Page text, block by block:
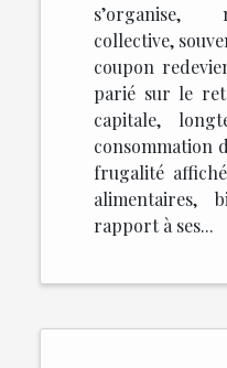
s’organise,
collective,
coupon
parié sur le
capitale,
consommation
frugalité
alimentaires,
rapport à ses...